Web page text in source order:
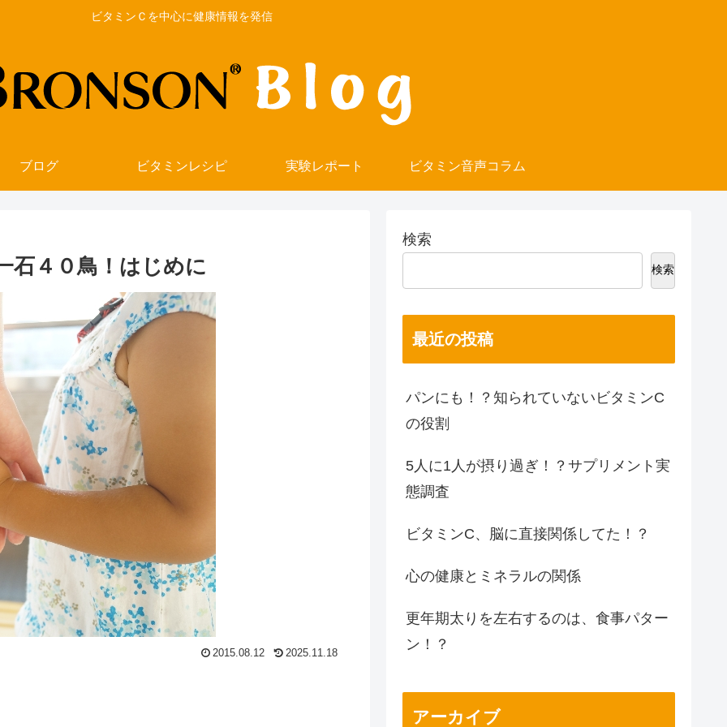
ビタミンＣを中心に健康情報を発信
ブログ ビタミンレシピ 実験レポート ビタミン音声コラム
石４０鳥！はじめに
2015.08.12 2025.11.18
検索
検索
最近の投稿
パンにも！？知られていないビタミンC
の役割
5人に1人が摂り過ぎ！？サプリメント実
態調査
ビタミンC、脳に直接関係してた！？
心の健康とミネラルの関係
更年期太りを左右するのは、食事パター
ン！？
アーカイブ